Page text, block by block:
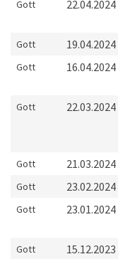
Gott 22.04.2024
Gott 19.04.2024
Gott 16.04.2024
Gott 22.03.2024
Gott 21.03.2024
Gott 23.02.2024
Gott 23.01.2024
Gott 15.12.2023